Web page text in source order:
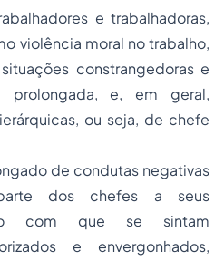
e trabalhadoras,
violência moral no trabalho,
constrangedoras e
prolongada, e, em geral,
ou seja, de chefe
de condutas negativas
dos chefes a seus
com que se sintam
e envergonhados,